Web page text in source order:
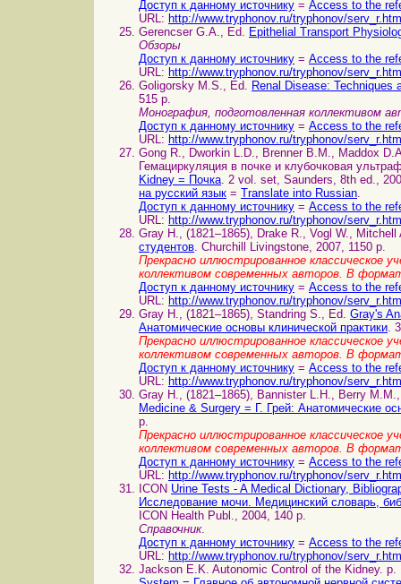
Доступ к данному источнику = Access to the
URL: http://www.tryphonov.ru/tryphonov/
Gerencser G.A., Ed. Epithelial Transport
Обзоры
Доступ к данному источнику = Access to the
URL: http://www.tryphonov.ru/tryphonov/
Goligorsky M.S., Ed. Renal Disease:
515 p.
Монография, подготовленная коллективом
Доступ к данному источнику = Access to the
URL: http://www.tryphonov.ru/tryphonov/
Gong R., Dworkin L.D., Brenner B.M., Maddox
Гемациркуляция в почке и клубочковая
Kidney = Почка. 2 vol. set, Saunders, 8th ed.,
на русский язык = Translate into Russian.
Доступ к данному источнику = Access to the
URL: http://www.tryphonov.ru/tryphonov/
Gray H., (1821–1865), Drake R., Vogl W.,
студентов. Churchill Livingstone, 2007, 1150 p.
Прекрасно иллюстрированное классическое
коллективом современных авторов. В
Доступ к данному источнику = Access to the
URL: http://www.tryphonov.ru/tryphonov/
Gray H., (1821–1865), Standring S., Ed. Gray's
Анатомические основы клинической практики.
Прекрасно иллюстрированное классическое
коллективом современных авторов. В
Доступ к данному источнику = Access to the
URL: http://www.tryphonov.ru/tryphonov/
Gray H., (1821–1865), Bannister L.H., Berry
Medicine & Surgery = Г. Грей: Анатомические
p.
Прекрасно иллюстрированное классическое
коллективом современных авторов. В
Доступ к данному источнику = Access to the
URL: http://www.tryphonov.ru/tryphonov/
ICON Urine Tests - A Medical Dictionary,
Исследование мочи. Медицинский словарь,
ICON Health Publ., 2004, 140 p.
Справочник.
Доступ к данному источнику = Access to the
URL: http://www.tryphonov.ru/tryphonov/
Jackson E.K. Autonomic Control of the Kidney.